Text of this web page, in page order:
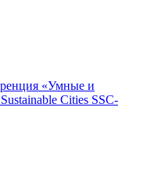
«Умные и
Cities SSC-